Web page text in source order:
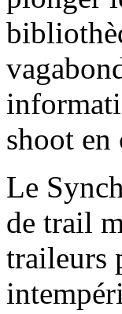
shoot en
Le
de trail
traileurs